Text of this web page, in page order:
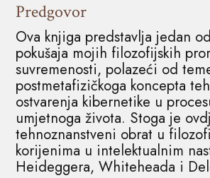
Predgovor
Ova knjiga predstavlja jedan
pokušaja mojih filozofijskih
suvremenosti, polazeći od
postmetafizičkoga koncepta
ostvarenja kibernetike u
umjetnoga života. Stoga je
tehnoznanstveni obrat u
korijenima u intelektualnim
Heideggera, Whiteheada i